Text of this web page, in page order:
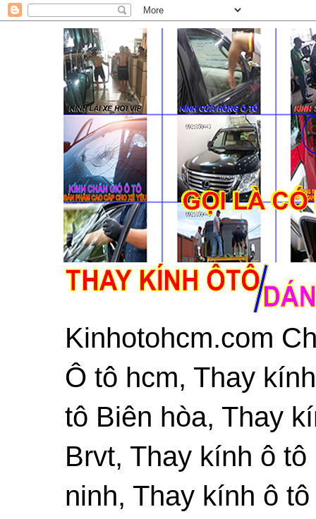
Kinhotohcm.com
Ô tô hcm, Thay
tô Biên hòa, Thay
Brvt, Thay kính ô
ninh, Thay kính ô